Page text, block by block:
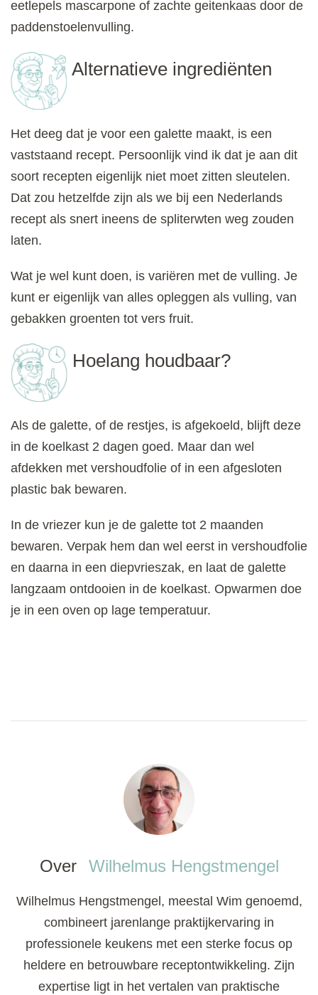
eetlepels mascarpone of zachte geitenkaas door de
paddenstoelenvulling.
Alternatieve ingrediënten
Het deeg dat je voor een galette maakt, is een
vaststaand recept. Persoonlijk vind ik dat je aan dit
soort recepten eigenlijk niet moet zitten sleutelen.
Dat zou hetzelfde zijn als we bij een Nederlands
recept als snert ineens de spliterwten weg zouden
laten.
Wat je wel kunt doen, is variëren met de vulling. Je
kunt er eigenlijk van alles opleggen als vulling, van
gebakken groenten tot vers fruit.
Hoelang houdbaar?
Als de galette, of de restjes, is afgekoeld, blijft deze
in de koelkast 2 dagen goed. Maar dan wel
afdekken met vershoudfolie of in een afgesloten
plastic bak bewaren.
In de vriezer kun je de galette tot 2 maanden
bewaren. Verpak hem dan wel eerst in vershoudfolie
en daarna in een diepvrieszak, en laat de galette
langzaam ontdooien in de koelkast. Opwarmen doe
je in een oven op lage temperatuur.
Over Wilhelmus Hengstmengel
Wilhelmus Hengstmengel, meestal Wim genoemd,
combineert jarenlange praktijkervaring in
professionele keukens met een sterke focus op
heldere en betrouwbare receptontwikkeling. Zijn
expertise ligt in het vertalen van praktische